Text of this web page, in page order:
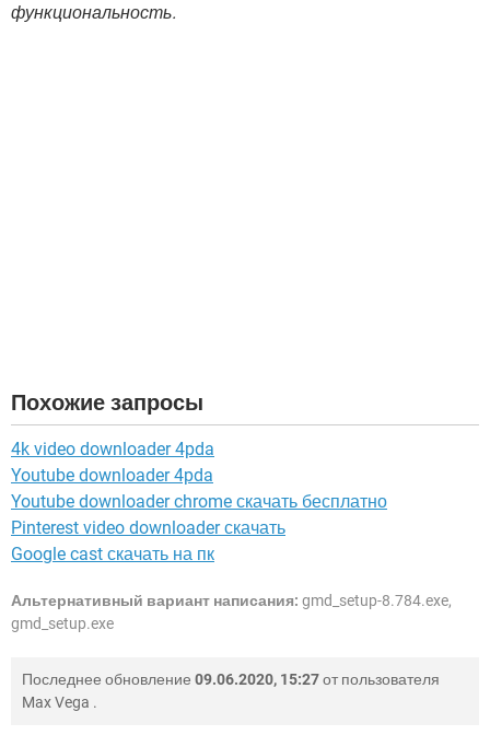
функциональность.
Похожие запросы
4k video downloader 4pda
Youtube downloader 4pda
Youtube downloader chrome скачать бесплатно
Pinterest video downloader скачать
Google cast скачать на пк
Альтернативный вариант написания: gmd_setup-8.784.exe,
gmd_setup.exe
Последнее обновление 09.06.2020, 15:27от пользователя
Max Vega .